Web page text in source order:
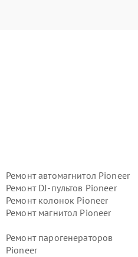
Ремонт автомагнитол Pioneer
Ремонт DJ-пультов Pioneer
Ремонт колонок Pioneer
Ремонт магнитол Pioneer
Ремонт парогенераторов
Pioneer